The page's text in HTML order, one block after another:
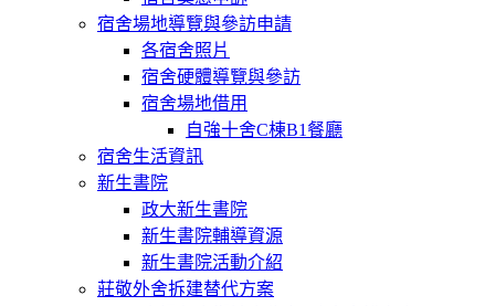
宿舍場地導覽與參訪申請
各宿舍照片
宿舍硬體導覽與參訪
宿舍場地借用
自強十舍C棟B1餐廳
宿舍生活資訊
新生書院
政大新生書院
新生書院輔導資源
新生書院活動介紹
莊敬外舍拆建替代方案